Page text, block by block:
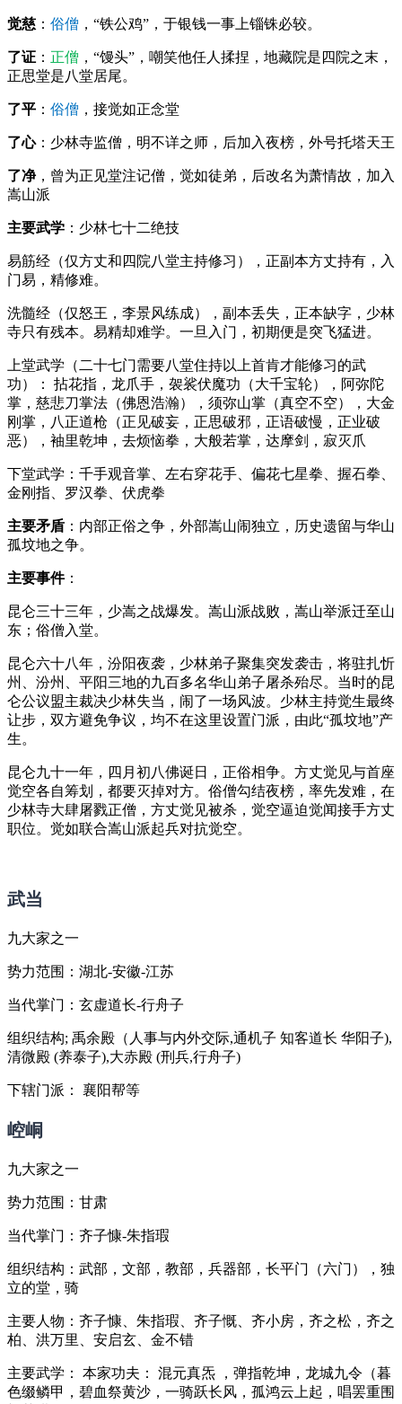
觉慈 ： 俗僧 ， “铁公鸡”， 于银钱一事上锱铢必较。
了证 ： 正僧 ，“馒头”，嘲笑他任人揉捏，地藏院是四院之末，
正思堂是八堂居尾。
了平 ： 俗僧 ，接觉如正念堂
了心：少林寺监僧，明不详之师，后加入夜榜，外号托塔天王
了净，曾为正见堂注记僧，觉如徒弟，后改名为萧情故，加入
嵩山派
主要武学 ：少林七十二绝技
易筋经（仅方丈和四院八堂主持修习），正副本方丈持有，入
门易，精修难。
洗髓经（仅怒王，李景风练成） ， 副本丢失，正本缺字，少林
寺只有残本。易精却难学。一旦入门，初期便是突飞猛进。
上堂武学（二十七门需要八堂住持以上首肯才能修习的武
功）： 拈花指，龙爪手，袈裟伏魔功（大千宝轮），阿弥陀
掌，慈悲刀掌法（佛恩浩瀚），须弥山掌（真空不空），大金
刚掌，八正道枪（正见破妄，正思破邪，正语破慢，正业破
恶），袖里乾坤，去烦恼拳，大般若掌，达摩剑，寂灭爪
下堂武学：千手观音掌、左右穿花手、偏花七星拳、握石拳、
金刚指、罗汉拳、伏虎拳
主要矛盾 ：内部正俗之争，外部嵩山闹独立，历史遗留与华山
孤坟地之争。
主要事件：
昆仑三十三年，少嵩之战爆发。嵩山派战败，嵩山举派迁至山
东；俗僧入堂。
昆仑六十八年，汾阳夜袭，少林弟子聚集突发袭击，将驻扎忻
州、汾州、平阳三地的九百多名华山弟子屠杀殆尽。当时的昆
仑公议盟主裁决少林失当，闹了一场风波。少林主持觉生最终
让步，双方避免争议，均不在这里设置门派，由此“孤坟地”产
生。
昆仑九十一年，四月初八佛诞日，正俗相争。方丈觉见与首座
觉空各自筹划，都要灭掉对方。俗僧勾结夜榜，率先发难，在
少林寺大肆屠戮正僧，方丈觉见被杀，觉空逼迫觉闻接手方丈
职位。觉如联合嵩山派起兵对抗觉空。
武当
九大家之一
势力范围：湖北-安徽-江苏
当代掌门：玄虚道长-行舟子
组织结构; 禹余殿（人事与内外交际,通机子 知客道长 华阳子),
清微殿 (养泰子),大赤殿 (刑兵,行舟子)
下辖门派： 襄阳帮等
崆峒
九大家之一
势力范围：甘肃
当代掌门：齐子慷-朱指瑕
组织结构：武部，文部，教部，兵器部，长平门（六门），独
立的堂，骑
主要人物：齐子慷、朱指瑕、齐子慨、齐小房，齐之松，齐之
柏、洪万里、安启玄、金不错
主要武学： 本家功夫： 混元真炁 ，弹指乾坤，龙城九令（暮
色缀鳞甲，碧血祭黄沙，一骑跃长风，孤鸿云上起，唱罢重围